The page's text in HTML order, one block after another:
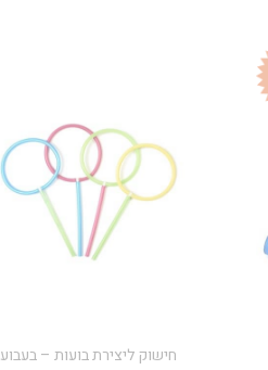
חישוק ליצירת בועות – בעבוע